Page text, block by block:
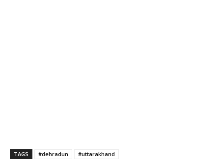
TAGS #dehradun #uttarakhand